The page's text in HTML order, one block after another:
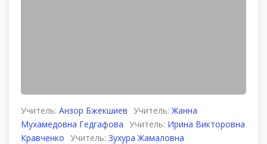
Учитель: Анзор Бжекшиев Учитель:Жанна
Мухамедовна Гедгафова Учитель: Ирина Викторовна
Кравченко Учитель: Зухура Жамаловна